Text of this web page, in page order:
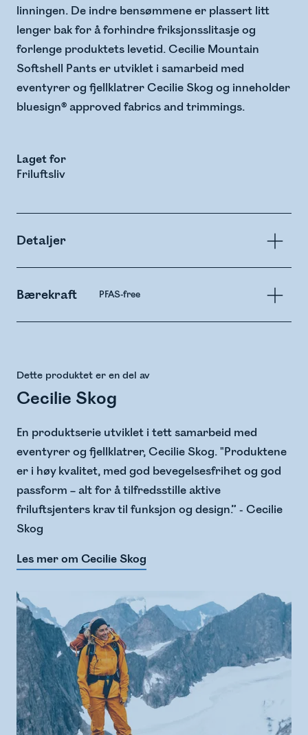
linningen. De indre bensømmene er plassert litt
lenger bak for å forhindre friksjonsslitasje og
forlenge produktets levetid. Cecilie Mountain
Softshell Pants er utviklet i samarbeid med
eventyrer og fjellklatrer Cecilie Skog og inneholder
bluesign® approved fabrics and trimmings.
Laget for
Friluftsliv
Detaljer
Bærekraft PFAS-free
Dette produktet er en del av
Cecilie Skog
En produktserie utviklet i tett samarbeid med
eventyrer og fjellklatrer, Cecilie Skog. "Produktene
er i høy kvalitet, med god bevegelsesfrihet og god
passform – alt for å tilfredsstille aktive
friluftsjenters krav til funksjon og design.” - Cecilie
Skog
Les mer om Cecilie Skog